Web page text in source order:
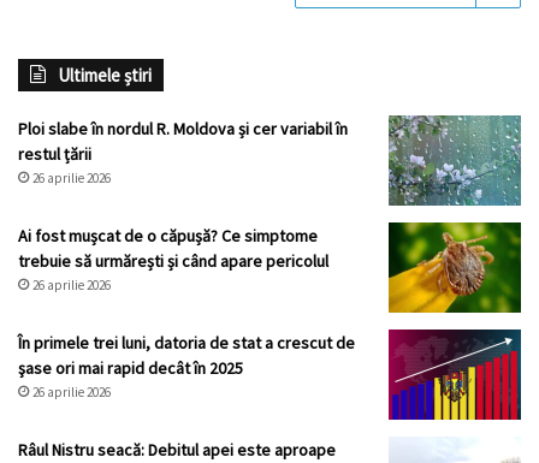
Ultimele știri
Ploi slabe în nordul R. Moldova și cer variabil în
restul țării
26 aprilie 2026
Ai fost mușcat de o căpușă? Ce simptome
trebuie să urmărești și când apare pericolul
26 aprilie 2026
În primele trei luni, datoria de stat a crescut de
şase ori mai rapid decât în 2025
26 aprilie 2026
Râul Nistru seacă: Debitul apei este aproape